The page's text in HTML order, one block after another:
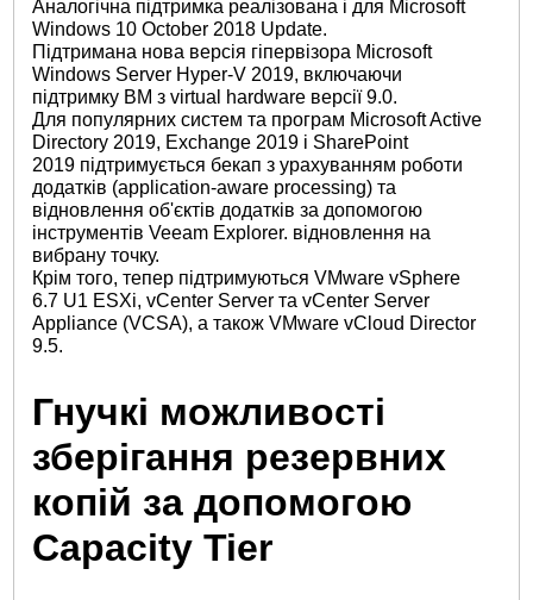
Аналогічна підтримка реалізована і для Microsoft
Windows 10 October 2018 Update.
Підтримана нова версія гіпервізора Microsoft
Windows Server Hyper-V 2019, включаючи
підтримку ВМ з virtual hardware версії 9.0.
Для популярних систем та програм Microsoft Active
Directory 2019, Exchange 2019 і SharePoint
2019 підтримується бекап з урахуванням роботи
додатків (application-aware processing) та
відновлення об'єктів додатків за допомогою
інструментів Veeam Explorer. відновлення на
вибрану точку.
Крім того, тепер підтримуються VMware vSphere
6.7 U1 ESXi, vCenter Server та vCenter Server
Appliance (VCSA), а також VMware vCloud Director
9.5.
Гнучкі можливості
зберігання резервних
копій за допомогою
Capacity Tier